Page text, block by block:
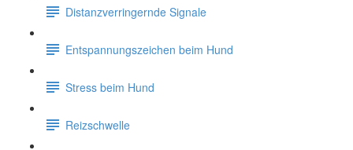
Distanzverringernde Signale
Entspannungszeichen beim Hund
Stress beim Hund
Reizschwelle